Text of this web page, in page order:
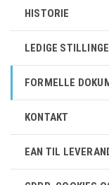
HISTORIE
LEDIGE
FORMELLE
KONTAKT
EAN TIL